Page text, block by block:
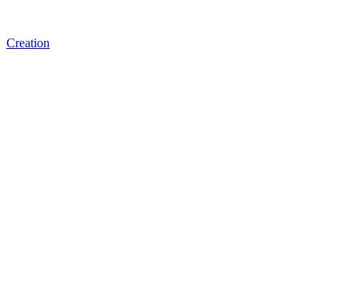
Creation